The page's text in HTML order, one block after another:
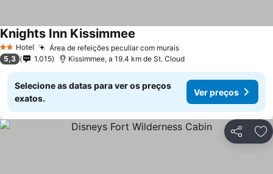
2 Estrelas
Hotel Área de refeições peculiar com muraisVer preços
Knights Inn Kissimmee
5,3 1.015 Kissimmee, a 19.4 km de St. Cloud
Selecione as datas para ver os preços
exatos.
Ver preços
Partilhar